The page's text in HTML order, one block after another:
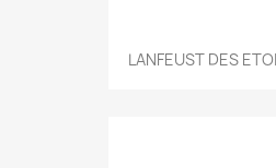
LANFEUST DES